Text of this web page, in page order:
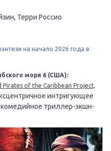
Терри Россио
на начало 2026 года в
моря 6 (США):
of the Caribbean Project,
интригующее
триллер-экшн-